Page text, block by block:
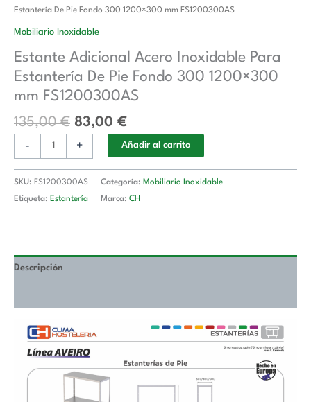
Estantería De Pie Fondo 300 1200×300 mm FS1200300AS
Mobiliario Inoxidable
Estante Adicional Acero Inoxidable Para
Estantería De Pie Fondo 300 1200×300
mm FS1200300AS
135,00€
precio
original
135,00 €.
83,00 €
precio
83,00 €.
-
Adicional
Acero
Para
Estantería
De
Fondo
1200x300
+ Añadir al carrito
SKU: FS1200300AS Categoría: Mobiliario Inoxidable
Etiqueta: Estantería Marca: CH
Descripción